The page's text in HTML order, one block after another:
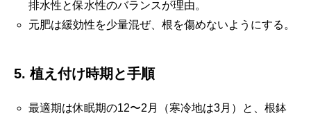
排水性と保水性のバランスが理由。
元肥は緩効性を少量混ぜ、根を傷めないようにする。
5. 植え付け時期と手順
最適期は休眠期の12〜2月（寒冷地は3月）と、根鉢